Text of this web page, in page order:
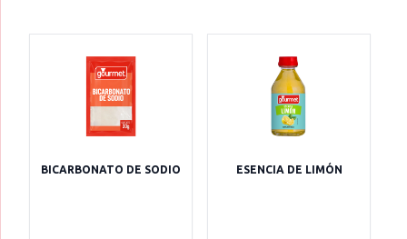
BICARBONATO DE SODIO ESENCIA DE LIMÓN